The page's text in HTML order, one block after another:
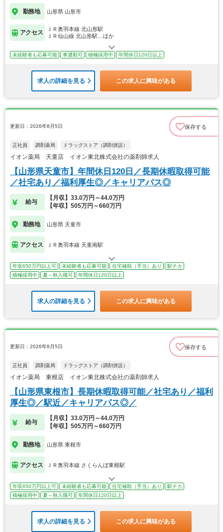
勤務地 山形県 山形市
アクセス
ＪＲ奥羽本線 北山形駅
ＪＲ仙山線 北山形駅…ほか
未経験者も応募可能 車通勤可 積極採用中 年間休日120日以上
求人の詳細を見る この求人に興味がある
更新日：2026年8月5日 保存する
正社員 調剤薬局 ドラッグストア（調剤併設）
イオン薬局 天童店 イオン東北株式会社の薬剤師求人
【山形県天童市】年間休日120日／長期休暇取得可能
／社宅あり／福利厚生◎／キャリアパス◎
給与
【月収】33.0万円～44.0万円
【年収】505万円～660万円
勤務地 山形県 天童市
アクセス ＪＲ奥羽本線 天童南駅
年収650万円以上可 未経験者も応募可能 住宅補助（手当）あり
駅チカ
積極採用中
夏～秋入職可 年間休日120日以上
求人の詳細を見る この求人に興味がある
更新日：2026年8月5日 保存する
正社員 調剤薬局 ドラッグストア（調剤併設）
イオン薬局 東根店 イオン東北株式会社の薬剤師求人
【山形県東根市】長期休暇取得可能／社宅あり／福利
厚生◎／駅近／キャリアパス◎／
給与
【月収】33.0万円～44.0万円
【年収】505万円～660万円
勤務地 山形県 東根市
アクセス ＪＲ奥羽本線 さくらんぼ東根駅
年収650万円以上可 未経験者も応募可能 住宅補助（手当）あり
駅チカ
積極採用中
夏～秋入職可 年間休日120日以上
求人の詳細を見る この求人に興味がある